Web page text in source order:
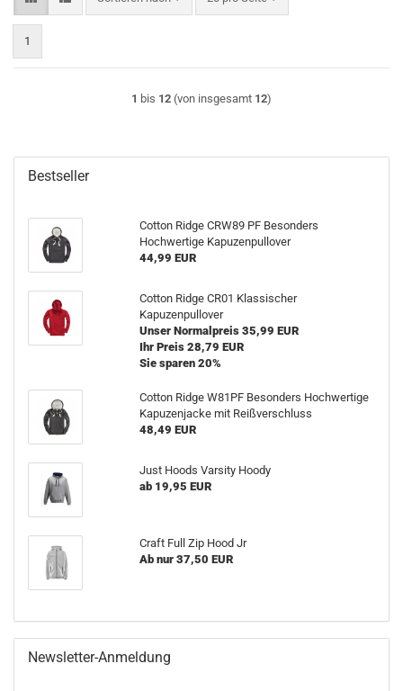
1
1 bis 12 (von insgesamt 12)
Bestseller
Cotton Ridge CRW89 PF Besonders
Hochwertige Kapuzenpullover
44,99 EUR
Cotton Ridge CR01 Klassischer
Kapuzenpullover
Unser Normalpreis 35,99 EUR
Ihr Preis 28,79 EUR
Sie sparen 20%
Cotton Ridge W81PF Besonders Hochwertige
Kapuzenjacke mit Reißverschluss
48,49 EUR
Just Hoods Varsity Hoody
ab 19,95 EUR
Craft Full Zip Hood Jr
Ab nur 37,50 EUR
Newsletter-Anmeldung